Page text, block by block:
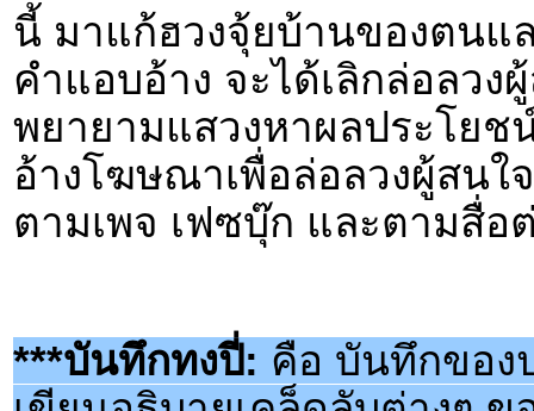
นี้ มาแก้ฮวงจุ้ยบ้านของตนแ
คำแอบอ้าง จะได้เลิกล่อลว
พยายามแสวงหาผลประโยช
อ้างโฆษณาเพื่อล่อลวงผู้สนใ
ตามเพจ เฟซบุ๊ก และตามสื่อ
***บันทึกทงปี่: คือ บันทึกของ